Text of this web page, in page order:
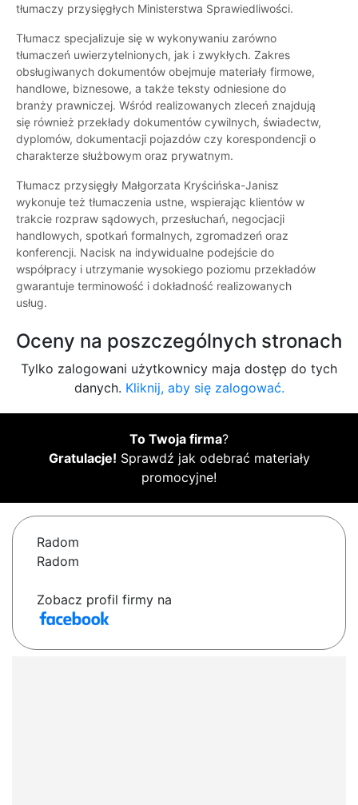
tłumaczy przysięgłych Ministerstwa Sprawiedliwości.
Tłumacz specjalizuje się w wykonywaniu zarówno
tłumaczeń uwierzytelnionych, jak i zwykłych. Zakres
obsługiwanych dokumentów obejmuje materiały firmowe,
handlowe, biznesowe, a także teksty odniesione do
branży prawniczej. Wśród realizowanych zleceń znajdują
się również przekłady dokumentów cywilnych, świadectw,
dyplomów, dokumentacji pojazdów czy korespondencji o
charakterze służbowym oraz prywatnym.
Tłumacz przysięgły Małgorzata Kryścińska-Janisz
wykonuje też tłumaczenia ustne, wspierając klientów w
trakcie rozpraw sądowych, przesłuchań, negocjacji
handlowych, spotkań formalnych, zgromadzeń oraz
konferencji. Nacisk na indywidualne podejście do
współpracy i utrzymanie wysokiego poziomu przekładów
gwarantuje terminowość i dokładność realizowanych
usług.
Oceny na poszczególnych stronach
Tylko zalogowani użytkownicy maja dostęp do tych
danych. Kliknij, aby się zalogować.
To Twoja firma?
Gratulacje! Sprawdź jak odebrać materiały
promocyjne!
Radom
Radom
Zobacz profil firmy na